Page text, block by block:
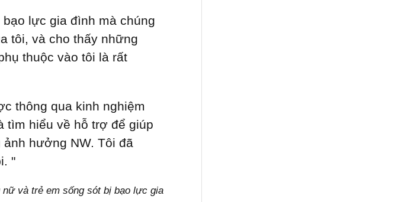
lực gia đình mà chúng
tôi, và cho thấy những
thuộc vào tôi là rất
thông qua kinh nghiệm
tìm hiểu về hỗ trợ để giúp
hưởng NW. Tôi đã
"
và trẻ em sống sót bị bạo lực gia